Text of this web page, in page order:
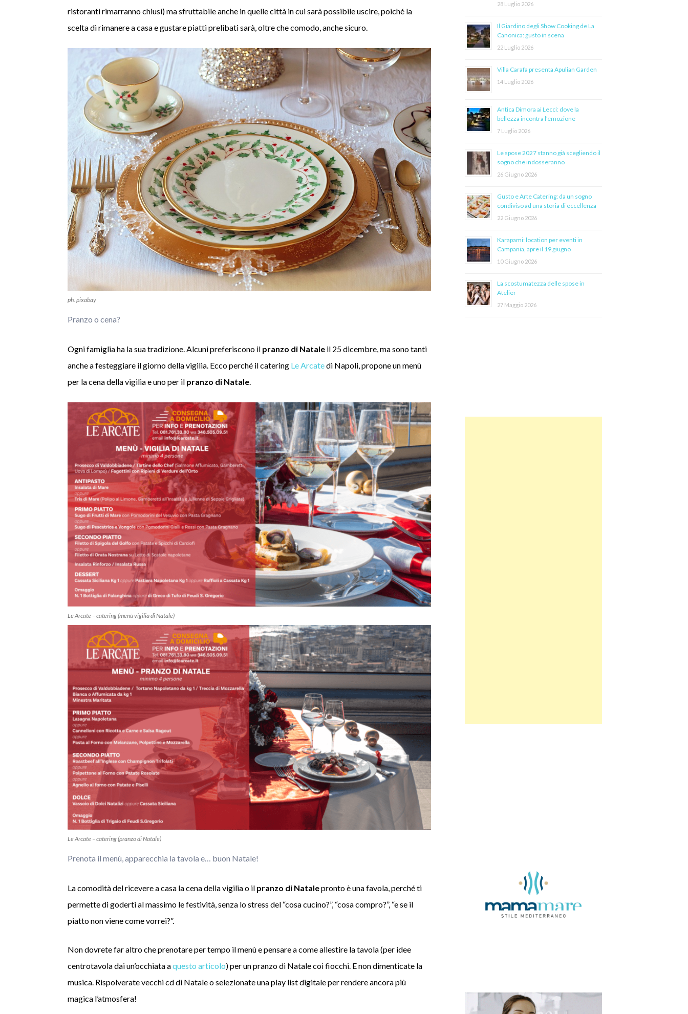
ristoranti rimarranno chiusi) ma sfruttabile anche in quelle città in cui sarà possibile uscire, poiché la
scelta di rimanere a casa e gustare piatti prelibati sarà, oltre che comodo, anche sicuro.
ph. pixabay
Pranzo o cena?
Ogni famiglia ha la sua tradizione. Alcuni preferiscono il pranzo di Natale il 25 dicembre, ma sono tanti
anche a festeggiare il giorno della vigilia. Ecco perché il catering Le Arcatedi Napoli, propone un menù
per la cena della vigilia e uno per il pranzo di Natale
Le Arcate – catering (menù vigilia di Natale)
Le Arcate – catering (pranzo di Natale)
Prenota il menù, apparecchia la tavola e… buon Natale!
La comodità del ricevere a casa la cena della vigilia o il pranzo di Natalepronto è una favola, perché ti
permette di goderti al massimo le festività, senza lo stress del “cosa cucino?”, “cosa compro?”, “e se il
piatto non viene come vorrei?”.
Non dovrete far altro che prenotare per tempo il menù e pensare a come allestire la tavola (per idee
centrotavola dai un’occhiata aquesto articolo) per un pranzo di Natale coi fiocchi. E non dimenticate la
musica. Rispolverate vecchi cd di Natale o selezionate una play list digitale per rendere ancora più
magica l’atmosfera!
28 Luglio 2026
Il Giardino degli Show Cooking de La
Canonica: gusto in scena
22 Luglio 2026
Villa Carafa presenta Apulian Garden
14 Luglio 2026
Antica Dimora ai Lecci: dove la
bellezza incontra l’emozione
7 Luglio 2026
Le spose 2027 stanno già scegliendo il
sogno che indosseranno
26 Giugno 2026
Gusto e Arte Catering: da un sogno
condiviso ad una storia di eccellenza
22 Giugno 2026
Karapami: location per eventi in
Campania, apre il 19 giugno
10 Giugno 2026
La scostumatezza delle spose in
Atelier
27 Maggio 2026